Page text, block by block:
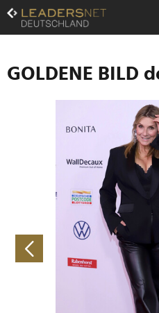
Zum
Inhalt
Zur
Navigation
Zur
Hauptnavigation
GOLDENE BILD